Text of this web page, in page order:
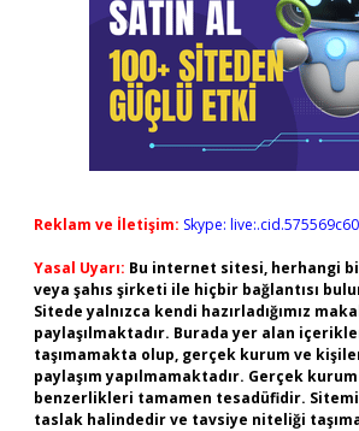
Reklam ve İletişim: Skype:
Yasal Uyarı: Bu internet sitesi, herhangi
veya şahıs şirketi ile hiçbir bağlantısı
Sitede yalnızca kendi hazırladığımız
paylaşılmaktadır. Burada yer alan
taşımamakta olup, gerçek kurum ve
paylaşım yapılmamaktadır. Gerçek
benzerlikleri tamamen tesadüfidir.
taslak halindedir ve tavsiye niteliği